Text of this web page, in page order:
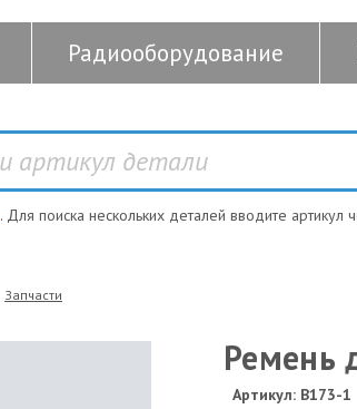
Радиооборудование
. Для поиска нескольких деталей вводите артикул
Запчасти
Ремень
Артикул: B173-1